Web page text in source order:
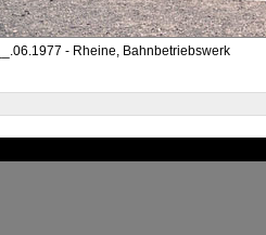
__.06.1977 - Rheine, Bahnbetriebswerk